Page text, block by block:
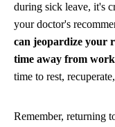
during sick leave, it's
your doctor's
can jeopardize your
time away from
time to rest,
Remember, returning